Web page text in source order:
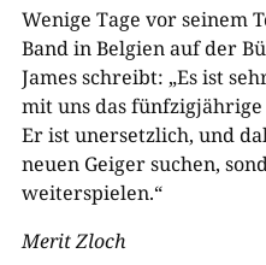
Wenige Tage vor seinem
Band in Belgien auf der
James schreibt: „Es ist
mit uns das
Er ist unersetzlich, und
neuen Geiger suchen,
weiterspielen.“
Merit Zloch